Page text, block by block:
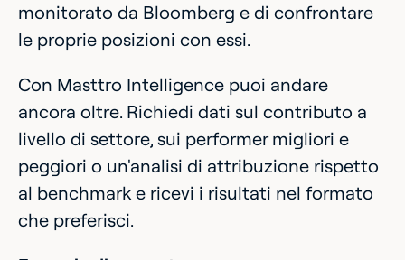
monitorato da Bloomberg e di confrontare
le proprie posizioni con essi.
Con Masttro Intelligence puoi andare
ancora oltre. Richiedi dati sul contributo a
livello di settore, sui performer migliori e
peggiori o un'analisi di attribuzione rispetto
al benchmark e ricevi i risultati nel formato
che preferisci.